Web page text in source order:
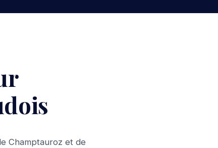
Champtauroz et de